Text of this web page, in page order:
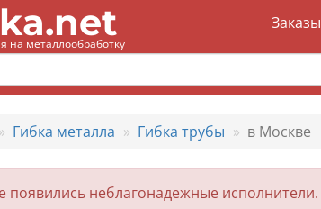
на металлообработку
Заказы
Гибка металла Гибка трубы в Москве
появились неблагонадежные исполнители.